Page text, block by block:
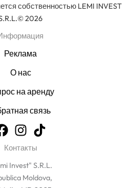
собственностью LEMI INVEST
2026
Реклама
О нас
на аренду
связь
Контакты
Invest" S.R.L.
Moldova,